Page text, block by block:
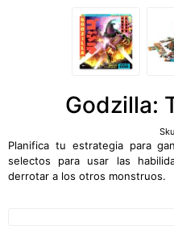
Godzilla:
Planifica tu estrategia para
selectos para usar las
derrotar a los otros monstruos.